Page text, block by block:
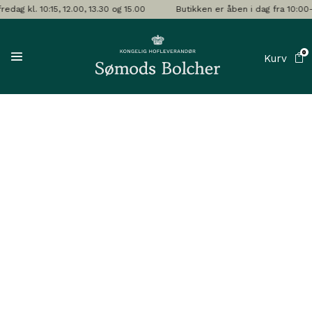
12.00, 13.30 og 15.00 Butikken er åben i dag fra 10:00-17:30
Kurv 0